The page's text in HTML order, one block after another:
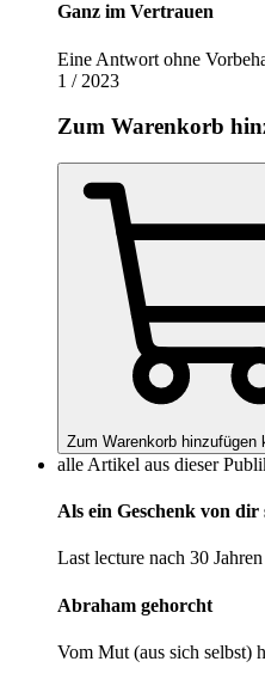
Ganz im Vertrauen
Eine Antwort ohne
1 / 2023
Zum Warenkorb
Zum Warenkorb hinzufügen
alle Artikel aus dieser
Als ein Geschenk von
Last lecture nach 30
Abraham gehorcht
Vom Mut (aus sich selbst)